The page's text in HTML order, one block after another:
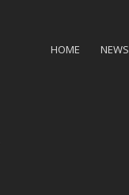
HOME NEWS